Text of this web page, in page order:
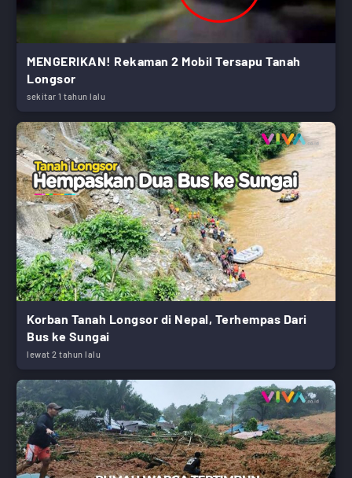
MENGERIKAN! Rekaman 2 Mobil Tersapu Tanah
Longsor
sekitar 1 tahun lalu
Korban Tanah Longsor di Nepal, Terhempas Dari
Bus ke Sungai
lewat 2 tahun lalu